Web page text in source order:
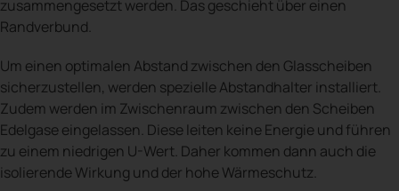
zusammengesetzt werden. Das geschieht über einen
Randverbund.
Um einen optimalen Abstand zwischen den Glasscheiben
sicherzustellen, werden spezielle Abstandhalter installiert.
Zudem werden im Zwischenraum zwischen den Scheiben
Edelgase eingelassen. Diese leiten keine Energie und führen
zu einem niedrigen U-Wert. Daher kommen dann auch die
isolierende Wirkung und der hohe Wärmeschutz.